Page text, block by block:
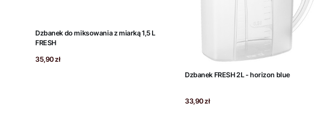
Dzbanek do miksowania z miarką 1,5 L
FRESH
Cena
35,90 zł
Dzbanek FRESH 2L - horizon blue
Cena
33,90 zł